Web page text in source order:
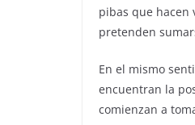
pibas que hacen
pretenden
En el mismo
encuentran la
comienzan a